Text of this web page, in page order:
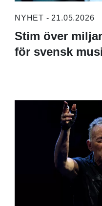
NYHET - 21.05.2026
Stim över
för svensk